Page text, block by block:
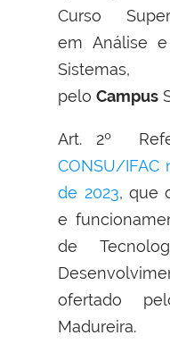
Curso
em Análise
peloCampus
Art. 2º
CONSU/IFAC
de 2023, que
e
de
ofertado
Madureira.